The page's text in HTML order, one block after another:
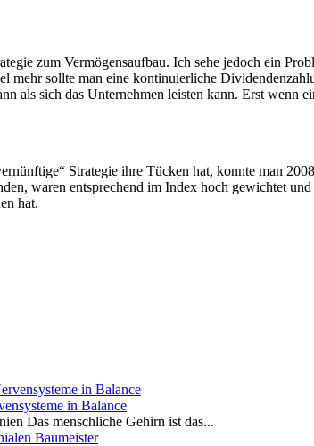
zum Vermögensaufbau. Ich sehe jedoch ein
mehr sollte man eine kontinuierliche
als sich das Unternehmen leisten kann. Erst
Strategie ihre Tücken hat, konnte man
waren entsprechend im Index hoch gewichtet
hat.
in Balance
Das menschliche Gehirn ist das...